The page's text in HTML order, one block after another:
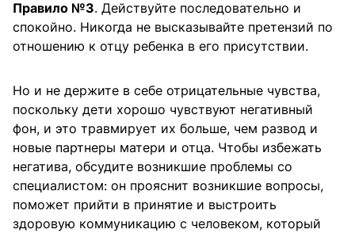
Правило №3. Действуйте последовательно и
спокойно. Никогда не высказывайте претензий по
отношению к отцу ребенка в его присутствии.
Но и не держите в себе отрицательные чувства,
поскольку дети хорошо чувствуют негативный
фон, и это травмирует их больше, чем развод и
новые партнеры матери и отца. Чтобы избежать
негатива, обсудите возникшие проблемы со
специалистом: он прояснит возникшие вопросы,
поможет прийти в принятие и выстроить
здоровую коммуникацию с человеком, который